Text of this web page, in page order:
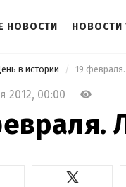
НОВОСТИ НОВОСТИ
в истории 19
2012, 00:00